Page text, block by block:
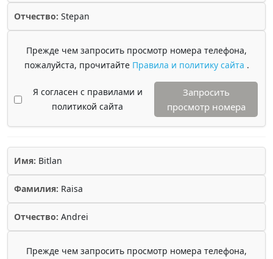
Отчество: Stepan
Прежде чем запросить просмотр номера телефона,
пожалуйста, прочитайте Правила и политику сайта .
Я согласен с правилами и
политикой сайта
Запросить
просмотр номера
Имя: Bitlan
Фамилия: Raisa
Отчество: Andrei
Прежде чем запросить просмотр номера телефона,